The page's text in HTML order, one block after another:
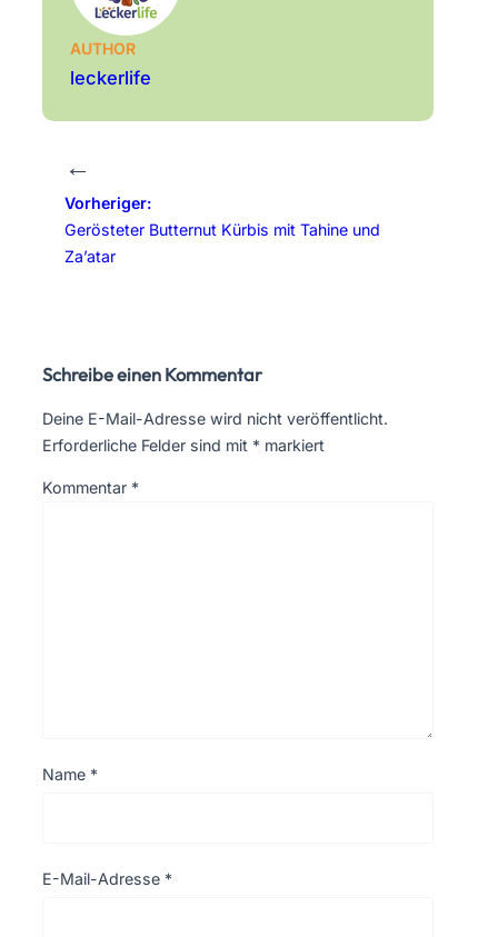
AUTHOR
leckerlife
←
Vorheriger:
Gerösteter Butternut Kürbis mit Tahine und
Za’atar
Schreibe einen Kommentar
Deine E-Mail-Adresse wird nicht veröffentlicht.
Erforderliche Felder sind mit * markiert
Kommentar *
Name *
E-Mail-Adresse *